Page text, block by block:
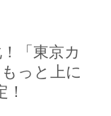
「東京カ
っと上に